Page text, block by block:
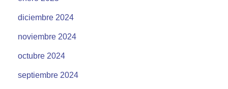
diciembre 2024
noviembre 2024
octubre 2024
septiembre 2024